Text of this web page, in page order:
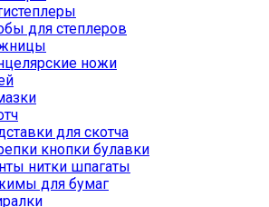
для степлеров
ножи
для скотча
кнопки булавки
нитки шпагаты
для бумаг